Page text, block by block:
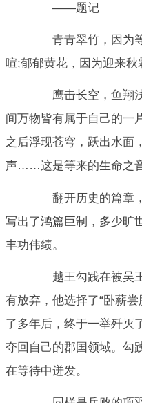
——题记
青青翠竹，因为等
喧;郁郁黄花，因为迎来秋
鹰击长空，鱼翔浅
间万物皆有属于自己的一
之后浮现苍穹，跃出水面
声……这是等来的生命之音
翻开历史的篇章，
写出了鸿篇巨制，多少旷
丰功伟绩。
越王勾践在被吴王
有放弃，他选择了“卧薪
了多年后，终于一举歼灭
夺回自己的郡国领域。勾
在等待中迸发。